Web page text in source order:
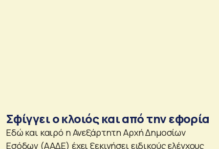
Σφίγγει ο κλοιός και από την εφορία
Εδώ και καιρό η Ανεξάρτητη Αρχή Δημοσίων
Εσόδων (ΑΑΔΕ) έχει ξεκινήσει ειδικούς ελέγχους